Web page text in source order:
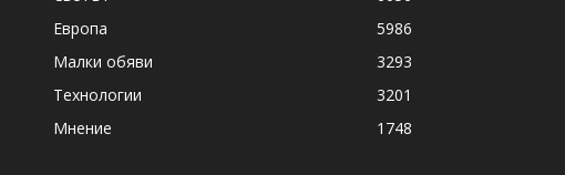
Европа
5986
Малки обяви
3293
Технологии
3201
Мнение
1748